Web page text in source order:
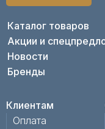
Каталог товаров
Акции и
Новости
Бренды
Клиентам
Оплата